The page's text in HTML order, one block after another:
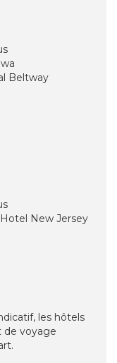
Beltway
Hotel New Jersey
les hôtels
de voyage